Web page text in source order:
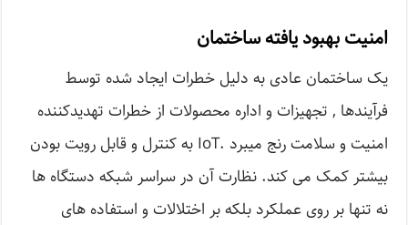
امنیت بهبود یافته ساختمان
یک ساختمان عادی به دلیل خطرات ایجاد شده توسط
فرآیندها , تجهیزات و اداره محصولات از خطرات تهدیدکننده
امنیت و سلامت رنج میبرد .IoT به کنترل و قابل رویت بودن
بیشتر کمک می کند. نظارت آن در سراسر شبکه دستگاه ها
نه تنها بر روی عملکرد بلکه بر اختلالات و استفاده های